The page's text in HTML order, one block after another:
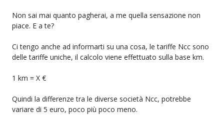
Non sai mai quanto pagherai, a me quella sensazione non
piace. E a te?
Ci tengo anche ad informarti su una cosa, le tariffe Ncc sono
delle tariffe uniche, il calcolo viene effettuato sulla base km.
1 km = X €
Quindi la differenze tra le diverse società Ncc, potrebbe
variare di 5 euro, poco più poco meno.